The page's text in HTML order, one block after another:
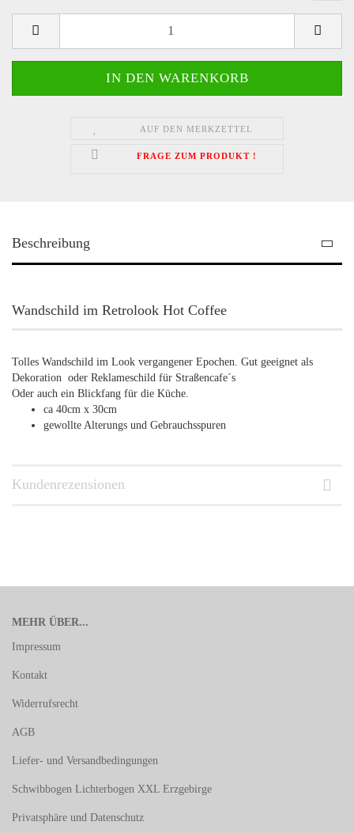
AUF DEN MERKZETTEL
FRAGE ZUM PRODUKT !
Beschreibung
Wandschild im Retrolook Hot Coffee
Tolles Wandschild im Look vergangener Epochen. Gut geeignet als
Dekoration oder Reklameschild für Straßencafe´s
Oder auch ein Blickfang für die Küche.
ca 40cm x 30cm
gewollte Alterungs und Gebrauchsspuren
Kundenrezensionen
MEHR ÜBER...
Impressum
Kontakt
Widerrufsrecht
AGB
Liefer- und Versandbedingungen
Schwibbogen Lichterbogen XXL Erzgebirge
Privatsphäre und Datenschutz